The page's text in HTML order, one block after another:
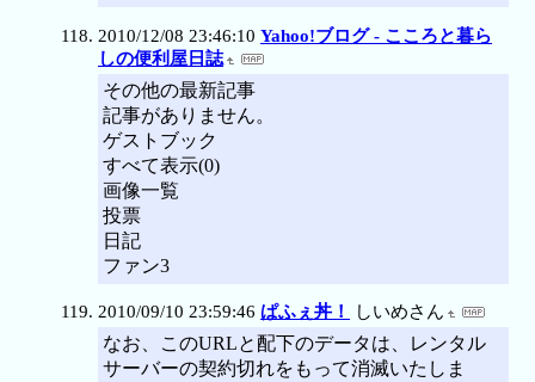
2010/12/08 23:46:10 Yahoo!ブログ - こころと暮ら
しの便利屋日誌
その他の最新記事
記事がありません。
ゲストブック
すべて表示(0)
画像一覧
投票
日記
ファン3
2010/09/10 23:59:46 ぱふぇ丼！ しいめさん
なお、このURLと配下のデータは、レンタル
サーバーの契約切れをもって消滅いたしま